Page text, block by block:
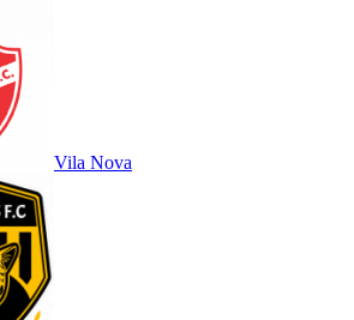
Vila Nova